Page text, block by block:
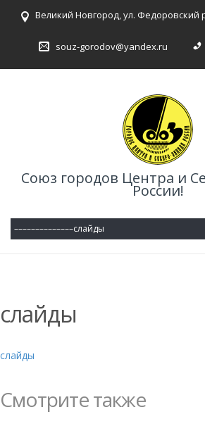
Великий Новгород, ул. Федоровский
souz-gorodov@yandex.ru
Союз городов Центра и
России!
слайды
слайды
Смотрите также